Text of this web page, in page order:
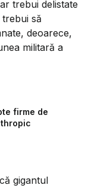
trebui delistate
să
deoarece,
militară a
firme de
gigantul